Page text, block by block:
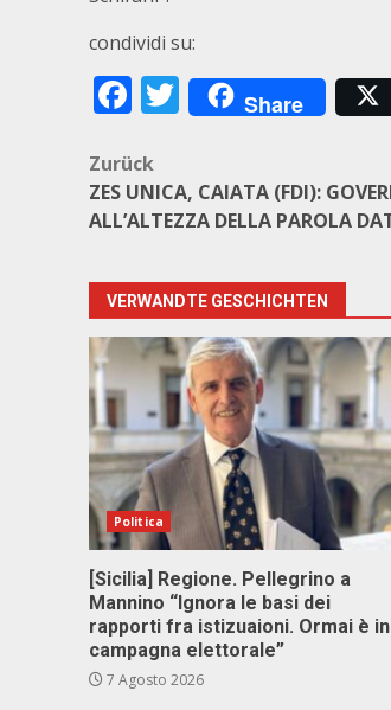
condividi su:
Facebook
Twitter
Share
Beitragsnavigation
Zurück
ZES UNICA, CAIATA (FDI):
ALL’ALTEZZA DELLA PAROLA
VERWANDTE GESCHICHTEN
Politica
[Sicilia] Regione. Pellegrino a
Mannino “Ignora le basi dei
rapporti fra istizuaioni. Ormai è in
campagna elettorale”
7 Agosto 2026